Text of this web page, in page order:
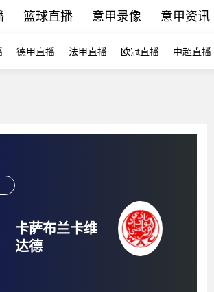
篮球直播 意甲录像 意甲资讯
德甲直播 法甲直播 欧冠直播 中超直播
卡萨布兰卡维
达德